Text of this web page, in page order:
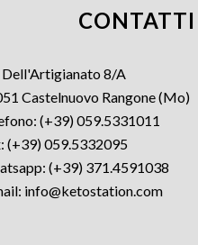
CONTATTI
Dell'Artigianato 8/A
Castelnuovo Rangone (Mo)
(+39) 059.5331011
(+39) 059.5332095
(+39) 371.4591038
info@ketostation.com